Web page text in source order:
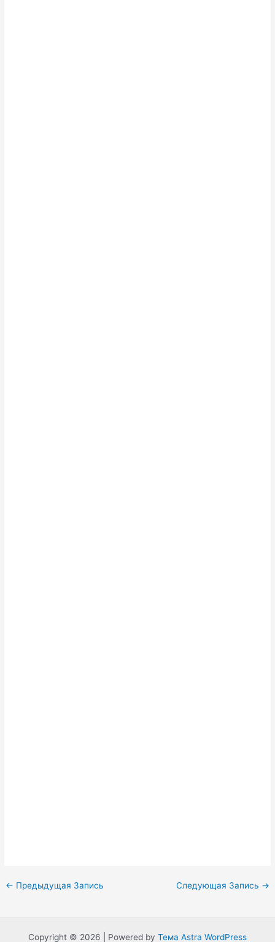
Навигация
← Предыдущая Запись Следующая Запись →
Copyright © 2026 | Powered by Тема Astra WordPress